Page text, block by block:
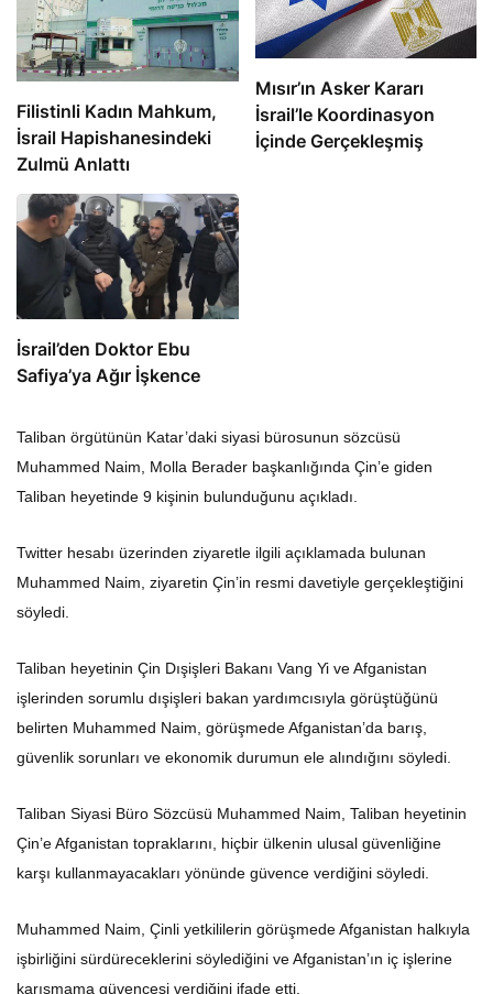
Filistinli Kadın Mahkum,
İsrail Hapishanesindeki
Zulmü Anlattı
Mısır’ın Asker Kararı
İsrail’le Koordinasyon
İçinde Gerçekleşmiş
İsrail’den Doktor Ebu
Safiya’ya Ağır İşkence
Taliban örgütünün Katar’daki siyasi bürosunun sözcüsü
Muhammed Naim, Molla Berader başkanlığında Çin’e giden
Taliban heyetinde 9 kişinin bulunduğunu açıkladı.
Twitter hesabı üzerinden ziyaretle ilgili açıklamada bulunan
Muhammed Naim, ziyaretin Çin’in resmi davetiyle gerçekleştiğini
söyledi.
Taliban heyetinin Çin Dışişleri Bakanı Vang Yi ve Afganistan
işlerinden sorumlu dışişleri bakan yardımcısıyla görüştüğünü
belirten Muhammed Naim, görüşmede Afganistan’da barış,
güvenlik sorunları ve ekonomik durumun ele alındığını söyledi.
Taliban Siyasi Büro Sözcüsü Muhammed Naim, Taliban heyetinin
Çin’e Afganistan topraklarını, hiçbir ülkenin ulusal güvenliğine
karşı kullanmayacakları yönünde güvence verdiğini söyledi.
Muhammed Naim, Çinli yetkililerin görüşmede Afganistan halkıyla
işbirliğini sürdüreceklerini söylediğini ve Afganistan’ın iç işlerine
karışmama güvencesi verdiğini ifade etti.